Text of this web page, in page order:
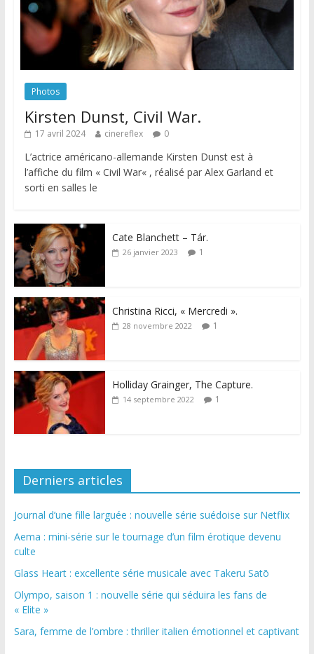
Photos
Kirsten Dunst, Civil War.
17 avril 2024 cinereflex 0
L’actrice américano-allemande Kirsten Dunst est à
l’affiche du film « Civil War« , réalisé par Alex Garland et
sorti en salles le
Cate Blanchett – Tár.
26 janvier 2023 1
Christina Ricci, « Mercredi ».
28 novembre 2022 1
Holliday Grainger, The Capture.
14 septembre 2022 1
Derniers articles
Journal d’une fille larguée : nouvelle série suédoise sur Netflix
Aema : mini-série sur le tournage d’un film érotique devenu
culte
Glass Heart : excellente série musicale avec Takeru Satō
Olympo, saison 1 : nouvelle série qui séduira les fans de
« Elite »
Sara, femme de l’ombre : thriller italien émotionnel et captivant